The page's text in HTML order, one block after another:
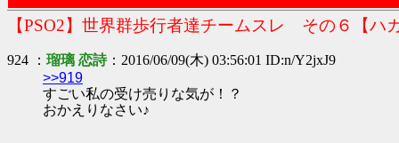
【PSO2】世界群歩行者達チームスレ その６【ハ
924 ： 瑠璃 恋詩：2016/06/09(木) 03:56:01 ID:n/Y2jxJ9
>>919
すごい私の受け売りな気が！？
おかえりなさい♪